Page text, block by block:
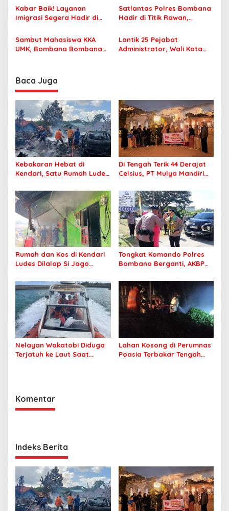
s
Jamaah Tetap Sehat dan
Nyaman Beribadah
Korupsi Jembatan Cirauci II
Kabar Baik! Layanan
Imigrasi Segera Hadir di
Perlu Lagi ke Kendari
Satlantas Polres Bombana
Hadir di Titik Rawan,
Sekolah dengan Aman
Sambut Mahasiswa KKA
UMK, Bombana Bombana
Lantik 25 Pejabat
Administrator, Wali Kota
Baca Juga
Kebakaran Hebat di
Kendari, Satu Rumah Ludes
Di Tengah Terik 44 Derajat
Celsius, PT Mulya Mandiri
Jamaah Tetap Sehat dan
Nyaman Beribadah
Rumah dan Kos di Kendari
Ludes Dilalap Si Jago
Tongkat Komando Polres
Bombana Berganti, AKBP
Kepolisian Bombana
Nelayan Wakatobi Diduga
Terjatuh ke Laut Saat
Lahan Kosong di Perumnas
Poasia Terbakar Tengah
Komentar
Indeks Berita